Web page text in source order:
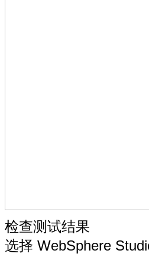
检查测试结果
选择 WebSphere